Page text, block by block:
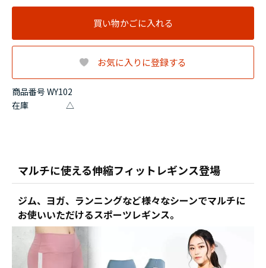
商品番号 WY102
在庫 △
買い物かごに入れる
お気に入りに登録する
マルチに使える伸縮フィットレギンス登場
ジム、ヨガ、ランニングなど様々なシーンでマルチに
お使いいただけるスポーツレギンス。